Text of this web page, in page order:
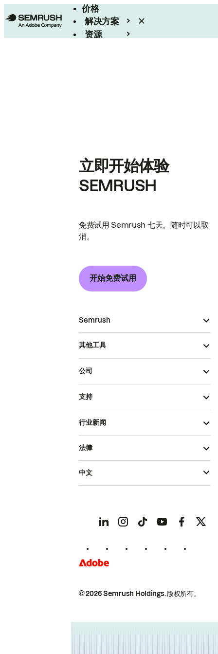
价格
解决方案
资源
立即开始体验
SEMRUSH
免费试用 Semrush 七天。随时可以取
消。
开始免费试用
Semrush
其他工具
公司
支持
行业新闻
© 2026 Semrush Holdings.版权所有。
法律
中文